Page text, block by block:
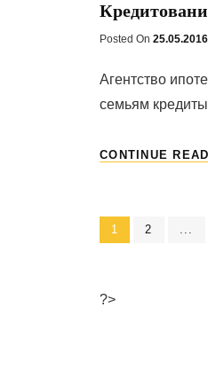
Posted On Posted
25.05.2016
Агентство
семьям
CONTINUE
по
Page
1 Page
2 ...
?>